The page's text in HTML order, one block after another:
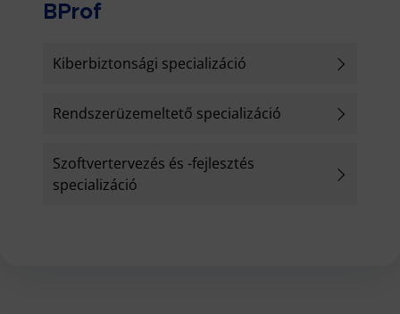
BProf
Kiberbiztonsági specializáció
Rendszerüzemeltető specializáció
Szoftvertervezés és -fejlesztés
specializáció